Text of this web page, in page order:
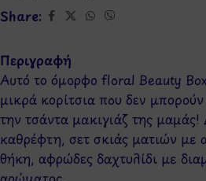
Share:
Περιγραφή
Αυτό το όμορφο floral Beauty Box
μικρά κορίτσια που δεν
την τσάντα μακιγιάζ της μαμάς!
καθρέφτη, σετ σκιάς ματιών με
θήκη, αφρώδες δαχτυλίδι με